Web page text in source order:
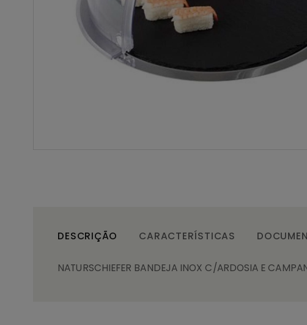
DESCRIÇÃO CARACTERÍSTICAS
NATURSCHIEFER BANDEJA INOX C/ARDOSIA E